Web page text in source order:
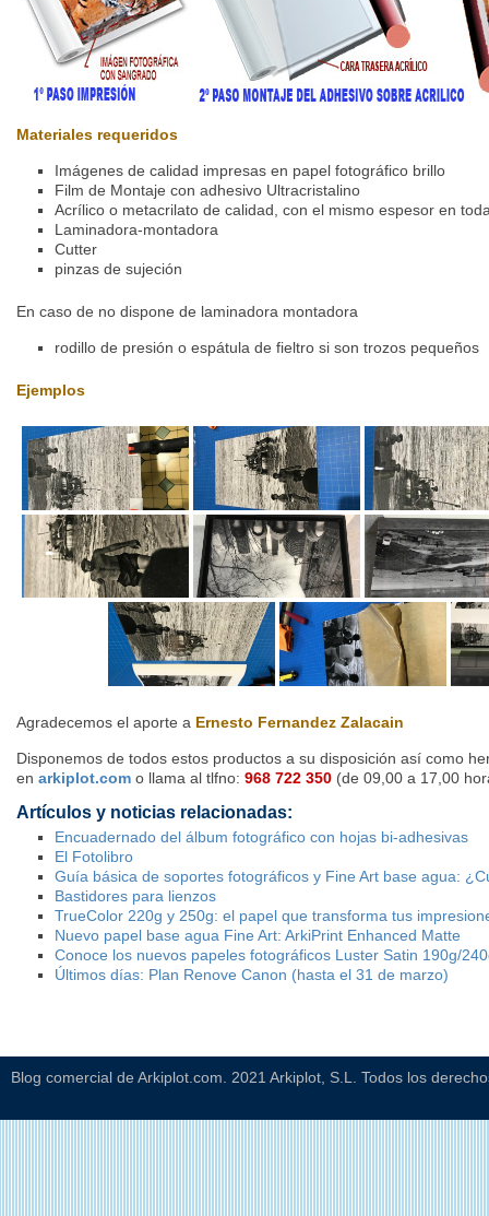
Materiales requeridos
Imágenes de calidad impresas en papel fotográfico brillo
Film de Montaje con adhesivo Ultracristalino
Acrílico o metacrilato de calidad, con el mismo espesor en
Laminadora-montadora
Cutter
pinzas de sujeción
En caso de no dispone de laminadora montadora
rodillo de presión o espátula de fieltro si son trozos pequeños
Ejemplos
Agradecemos el aporte a Ernesto Fernandez Zalacain
Disponemos de todos estos productos a su disposición así como
en arkiplot.com o llama al tlfno: 968 722 350 (de 09,00 a 17,00
Artículos y noticias relacionadas:
Encuadernado del álbum fotográfico con hojas bi-adhesivas
El Fotolibro
Guía básica de soportes fotográficos y Fine Art base agua:
Bastidores para lienzos
TrueColor 220g y 250g: el papel que transforma tus
Nuevo papel base agua Fine Art: ArkiPrint Enhanced Matte
Conoce los nuevos papeles fotográficos Luster Satin 190g/
Últimos días: Plan Renove Canon (hasta el 31 de marzo)
Blog comercial de Arkiplot.com. 2021 Arkiplot, S.L. Todos los